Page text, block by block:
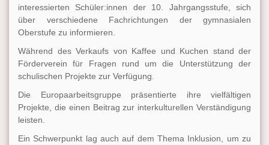
interessierten Schüler:innen der 10. Jahrgangsstufe, sich
über verschiedene Fachrichtungen der gymnasialen
Oberstufe zu informieren.
Während des Verkaufs von Kaffee und Kuchen stand der
Förderverein für Fragen rund um die Unterstützung der
schulischen Projekte zur Verfügung.
Die Europaarbeitsgruppe präsentierte ihre vielfältigen
Projekte, die einen Beitrag zur interkulturellen Verständigung
leisten.
Ein Schwerpunkt lag auch auf dem Thema Inklusion, um zu